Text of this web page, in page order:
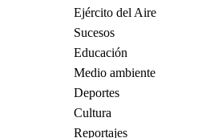
Ejército del Aire
Sucesos
Educación
Medio ambiente
Deportes
Cultura
Reportajes